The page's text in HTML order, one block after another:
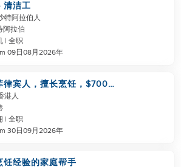
清洁工
特阿拉伯人
阿拉伯
| 全职
09日08月2026年
律宾人，擅长烹饪，$7000
港人
| 全职
30日09月2026年
饪经验的家庭帮手